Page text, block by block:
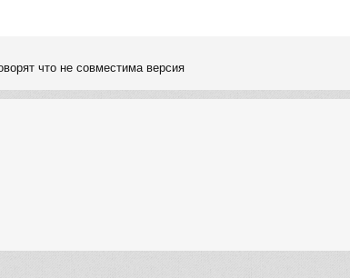
что не совместима версия